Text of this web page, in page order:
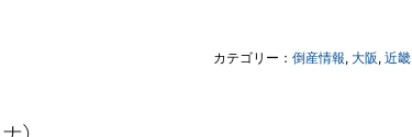
カテゴリー： 倒産情報, 大阪, 近畿